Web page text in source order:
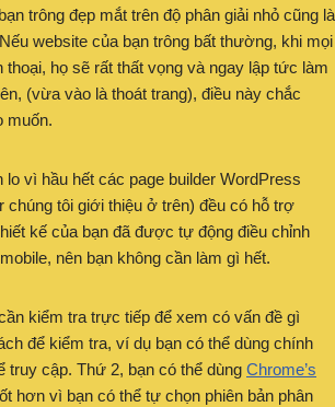
trông đẹp mắt trên độ phân giải nhỏ cũng là
website của bạn trông bất thường, khi mọi
họ sẽ rất thất vọng và ngay lập tức làm
(vừa vào là thoát trang), điều này chắc
muốn.
lo vì hầu hết các page builder WordPress
chúng tôi giới thiệu ở trên) đều có hỗ trợ
kế của bạn đã được tự động điều chỉnh
nên bạn không cần làm gì hết.
kiểm tra trực tiếp để xem có vấn đề gì
để kiểm tra, ví dụ bạn có thể dùng chính
truy cập. Thứ 2, bạn có thể dùng Chrome’s
hơn vì bạn có thể tự chọn phiên bản phân